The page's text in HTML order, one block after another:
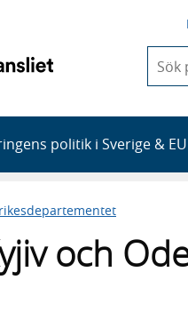
du
skriva
en
politik i Sverige & EU
och